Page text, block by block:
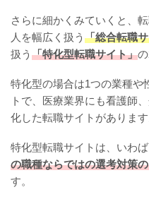
さらに細かくみていくと、
人を幅広く扱う 「総合転職
扱う 「特化型転職サイト」
特化型の場合は1つの業種や
トで、医療業界にも看護師
化した転職サイトがあります
特化型転職サイトは、いわ
の職種ならではの選考対策
す。